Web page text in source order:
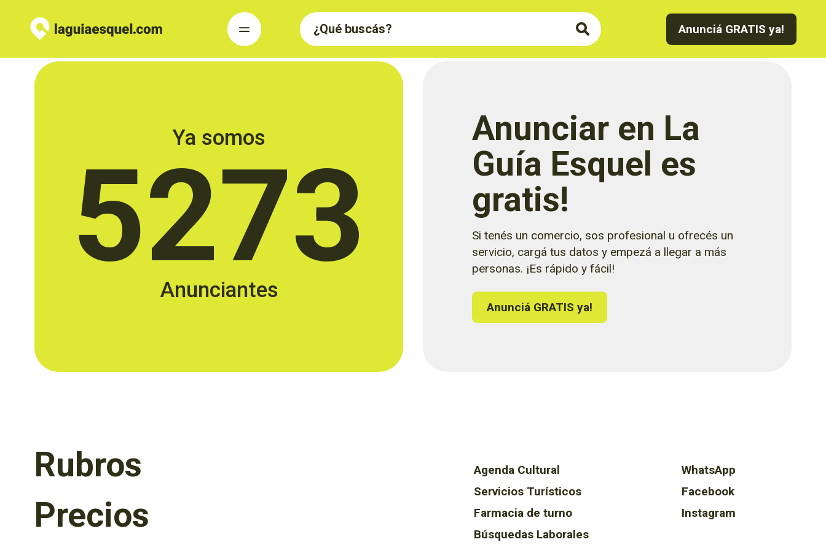
Anunciá GRATIS ya!
Ya somos
5273
Anunciantes
Anunciar en La
Guía Esquel es
gratis!
Si tenés un comercio, sos profesional u ofrecés un
servicio, cargá tus datos y empezá a llegar a más
personas. ¡Es rápido y fácil!
Anunciá GRATIS ya!
Rubros
Precios
Agenda Cultural
Servicios Turísticos
Farmacia de turno
Búsquedas Laborales
WhatsApp
Facebook
Instagram